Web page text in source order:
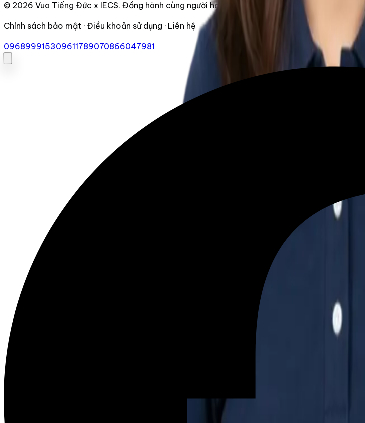
© 2026 Vua Tiếng Đức x IECS. Đồng hành cùng người học tiếng Đức tại Việt Nam.
Chính sách bảo mật · Điều khoản sử dụng · Liên hệ
096899915309611789070866047981